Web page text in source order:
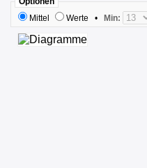
Mittel
Werte • Min: